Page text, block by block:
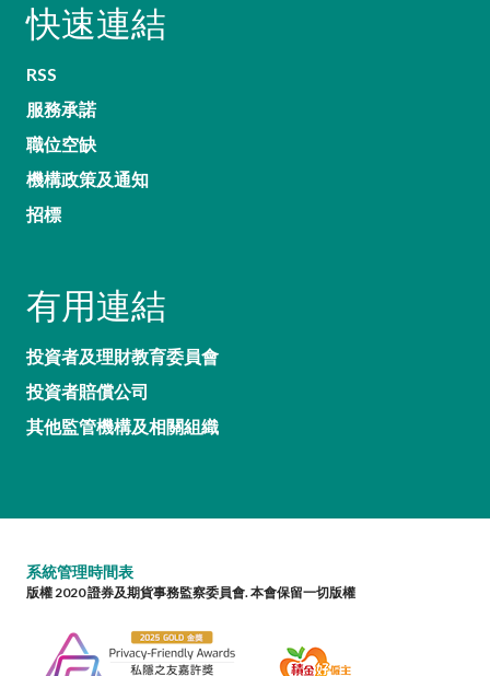
快速連結
RSS
服務承諾
職位空缺
機構政策及通知
招標
有用連結
投資者及理財教育委員會
投資者賠償公司
其他監管機構及相關組織
系統管理時間表
版權 2020 證券及期貨事務監察委員會. 本會保留一切版權